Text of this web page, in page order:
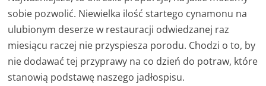
sobie pozwolić. Niewielka ilość startego cynamonu na
ulubionym deserze w restauracji odwiedzanej raz
miesiącu raczej nie przyspiesza porodu. Chodzi o to, by
nie dodawać tej przyprawy na co dzień do potraw, które
stanowią podstawę naszego jadłospisu.